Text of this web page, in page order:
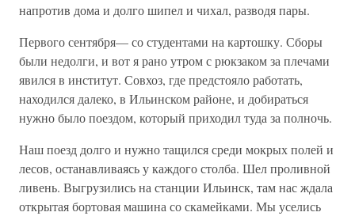
напротив дома и долго шипел и чихал, разводя пары.
Первого сентября— со студентами на картошку. Сборы
были недолги, и вот я рано утром с рюкзаком за плечами
явился в институт. Совхоз, где предстояло работать,
находился далеко, в Ильинском районе, и добираться
нужно было поездом, который приходил туда за полночь.
Наш поезд долго и нужно тащился среди мокрых полей и
лесов, останавливаясь у каждого столба. Шел проливной
ливень. Выгрузились на станции Ильинск, там нас ждала
открытая бортовая машина со скамейками. Мы уселись